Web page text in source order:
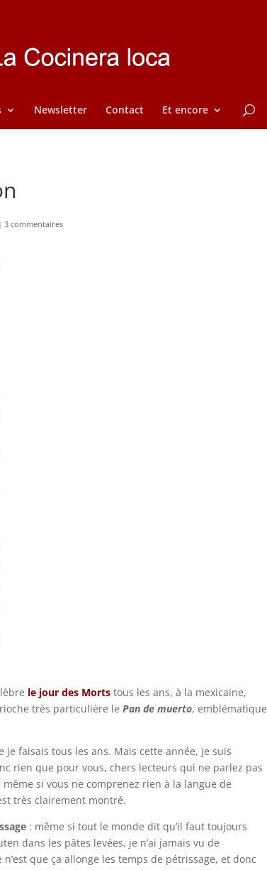
Newsletter Contact Et encore
3 commentaires
le jour des Mortstous les ans, à la mexicaine,
très particulière le Pan de muerto, emblématique
faisais tous les ans. Mais cette année, je suis
rien que pour vous, chers lecteurs qui ne parlez pas
si vous ne comprenez rien à la langue de
très clairement montré.
: même si tout le monde dit qu’il faut toujours
dans les pâtes levées, je n’ai jamais vu de
que ça allonge les temps de pétrissage, et donc